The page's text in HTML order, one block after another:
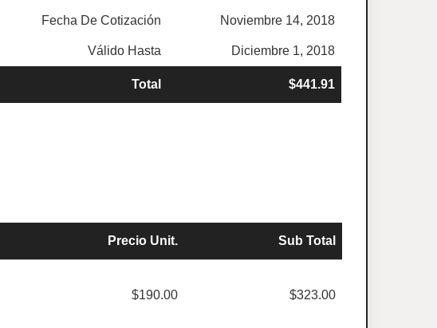
Fecha De Cotización Noviembre 14, 2018
Válido Hasta Diciembre 1, 2018
Total $441.91
Precio Unit. Sub Total
$190.00 $323.00